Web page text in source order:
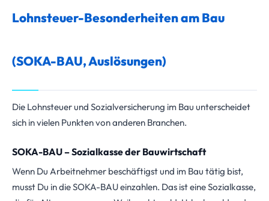
Lohnsteuer-Besonderheiten am Bau
(SOKA-BAU, Auslösungen)
Die Lohnsteuer und Sozialversicherung im Bau unterscheidet
sich in vielen Punkten von anderen Branchen.
SOKA-BAU – Sozialkasse der Bauwirtschaft
Wenn Du Arbeitnehmer beschäftigst und im Bau tätig bist,
musst Du in die SOKA-BAU einzahlen. Das ist eine Sozialkasse,